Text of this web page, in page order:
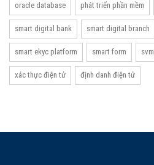
oracle database phát triển phần mềm
smart digital bank smart digital branch
smart ekyc platform smart form svm
xác thực điện tử định danh điện tử